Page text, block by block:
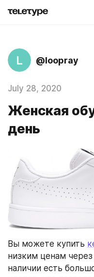
L @loopray
July 28, 2020
Женская
день
Вы можете купить
низким ценам
наличии есть